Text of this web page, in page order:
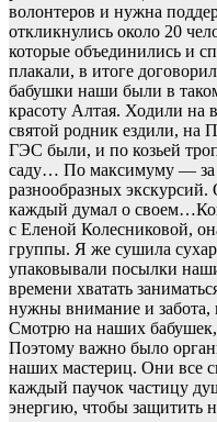
волонтеров и нужна
откликнулись около 20
которые объединились и
плакали, в итоге
бабушки наши были в
красоту Алтая. Ходили на
святой родник ездили, на
ГЭС были, и по козьей
саду… По максимуму — за
разнообразных
каждый думал о
с Еленой Колесниковой,
группы. Я же сушила
упаковывали посылки
времени хватать
нужны внимание и забота,
Смотрю на наших
Поэтому важно было
наших мастериц. Они все
каждый паучок частицу
энергию, чтобы